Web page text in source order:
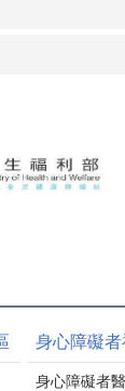
身心障礙
身心障礙者